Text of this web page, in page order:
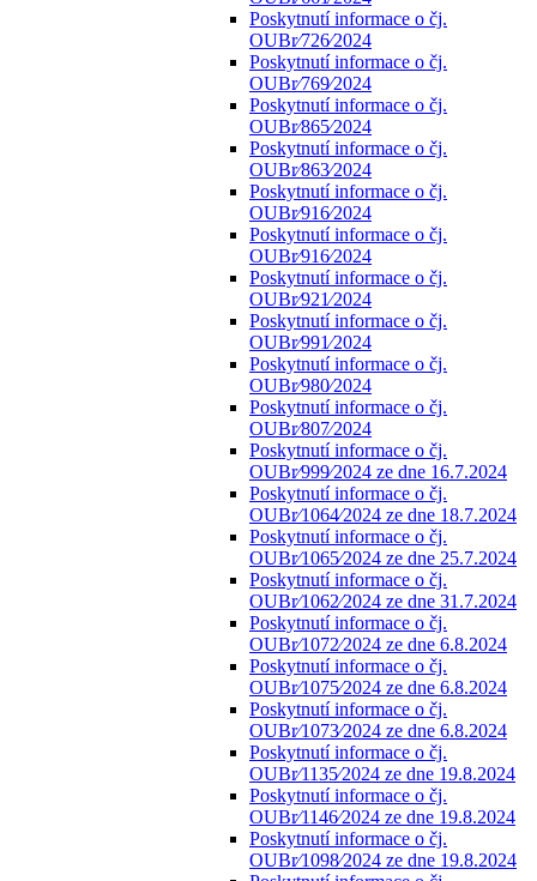
Poskytnutí informace o čj.
OUBr⁄726⁄2024
Poskytnutí informace o čj.
OUBr⁄769⁄2024
Poskytnutí informace o čj.
OUBr⁄865⁄2024
Poskytnutí informace o čj.
OUBr⁄863⁄2024
Poskytnutí informace o čj.
OUBr⁄916⁄2024
Poskytnutí informace o čj.
OUBr⁄916⁄2024
Poskytnutí informace o čj.
OUBr⁄921⁄2024
Poskytnutí informace o čj.
OUBr⁄991⁄2024
Poskytnutí informace o čj.
OUBr⁄980⁄2024
Poskytnutí informace o čj.
OUBr⁄807⁄2024
Poskytnutí informace o čj.
OUBr⁄999⁄2024 ze dne 16.7.2024
Poskytnutí informace o čj.
OUBr⁄1064⁄2024 ze dne 18.7.2024
Poskytnutí informace o čj.
OUBr⁄1065⁄2024 ze dne 25.7.2024
Poskytnutí informace o čj.
OUBr⁄1062⁄2024 ze dne 31.7.2024
Poskytnutí informace o čj.
OUBr⁄1072⁄2024 ze dne 6.8.2024
Poskytnutí informace o čj.
OUBr⁄1075⁄2024 ze dne 6.8.2024
Poskytnutí informace o čj.
OUBr⁄1073⁄2024 ze dne 6.8.2024
Poskytnutí informace o čj.
OUBr⁄1135⁄2024 ze dne 19.8.2024
Poskytnutí informace o čj.
OUBr⁄1146⁄2024 ze dne 19.8.2024
Poskytnutí informace o čj.
OUBr⁄1098⁄2024 ze dne 19.8.2024